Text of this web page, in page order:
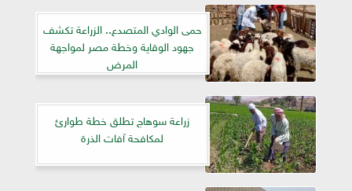
حمى الوادي المتصدع.. الزراعة تكشف
جهود الوقاية وخطة مصر لمواجهة
المرض
زراعة سوهاج تطلق خطة طوارئ
لمكافحة آفات الذرة